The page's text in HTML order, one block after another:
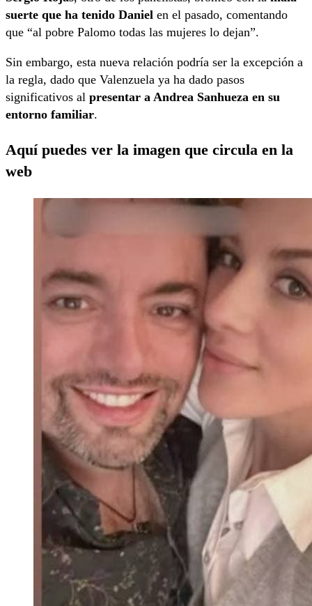
suerte que ha tenido Daniel en el pasado, comentando
que “al pobre Palomo todas las mujeres lo dejan”.
Sin embargo, esta nueva relación podría ser la excepción a
la regla, dado que Valenzuela ya ha dado pasos
significativos al presentar a Andrea Sanhueza en su
entorno familiar.
Aquí puedes ver la imagen que circula en la
web